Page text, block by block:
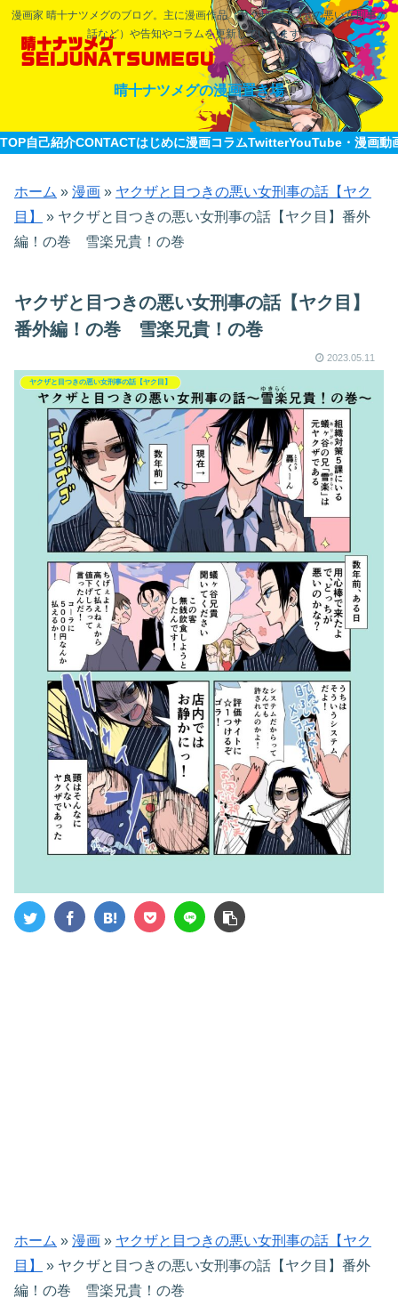
漫画家 晴十ナツメグのブログ。主に漫画作品（ヤクザと目つきの悪い女刑事の
話など）や告知やコラムを更新していきます。
晴十ナツメグの漫画置き場
TOP自己紹介CONTACTはじめに漫画コラムTwitterYouTube・漫画動
ホーム » 漫画 » ヤクザと目つきの悪い女刑事の話【ヤク
目】
» ヤクザと目つきの悪い女刑事の話【ヤク目】番外
編！の巻 雪楽兄貴！の巻
ヤクザと目つきの悪い女刑事の話【ヤク目】
番外編！の巻 雪楽兄貴！の巻
2023.05.11
ヤクザと目つきの悪い女刑事の話【ヤク目】
ホーム » 漫画 » ヤクザと目つきの悪い女刑事の話【ヤク
目】
» ヤクザと目つきの悪い女刑事の話【ヤク目】番外
編！の巻 雪楽兄貴！の巻